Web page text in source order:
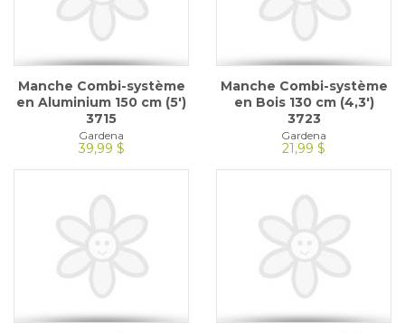
Manche Combi-système
en Aluminium 150 cm (5')
3715
Gardena
39,99 $
Manche Combi-système
en Bois 130 cm (4,3')
3723
Gardena
21,99 $